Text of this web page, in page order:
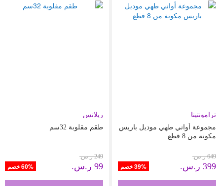
ترامونتينا
مجموعة أواني طهي موديل باريس
مكونة من 8 قطع
399 ر.س.‏
649 ر.س.‏
39% خصم
ريلانس
طقم مقلوبة 32سم
99 ر.س.‏
249 ر.س.‏
60% خصم